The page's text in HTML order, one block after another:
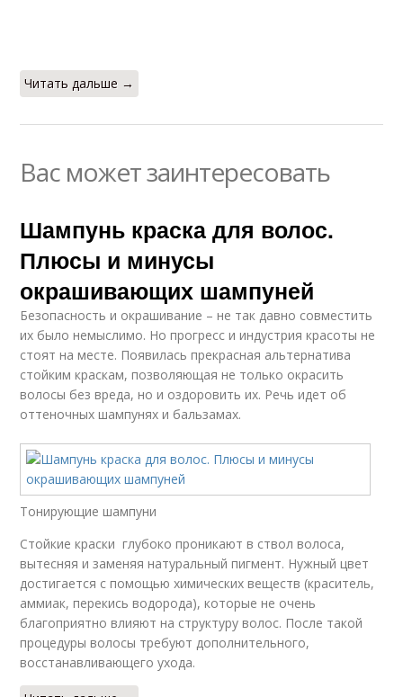
Читать дальше →
Вас может заинтересовать
Шампунь краска для волос.
Плюсы и минусы
окрашивающих шампуней
Безопасность и окрашивание – не так давно совместить
их было немыслимо. Но прогресс и индустрия красоты не
стоят на месте. Появилась прекрасная альтернатива
стойким краскам, позволяющая не только окрасить
волосы без вреда, но и оздоровить их. Речь идет об
оттеночных шампунях и бальзамах.
Тонирующие шампуни
Стойкие краски глубоко проникают в ствол волоса,
вытесняя и заменяя натуральный пигмент. Нужный цвет
достигается с помощью химических веществ (краситель,
аммиак, перекись водорода), которые не очень
благоприятно влияют на структуру волос. После такой
процедуры волосы требуют дополнительного,
восстанавливающего ухода.